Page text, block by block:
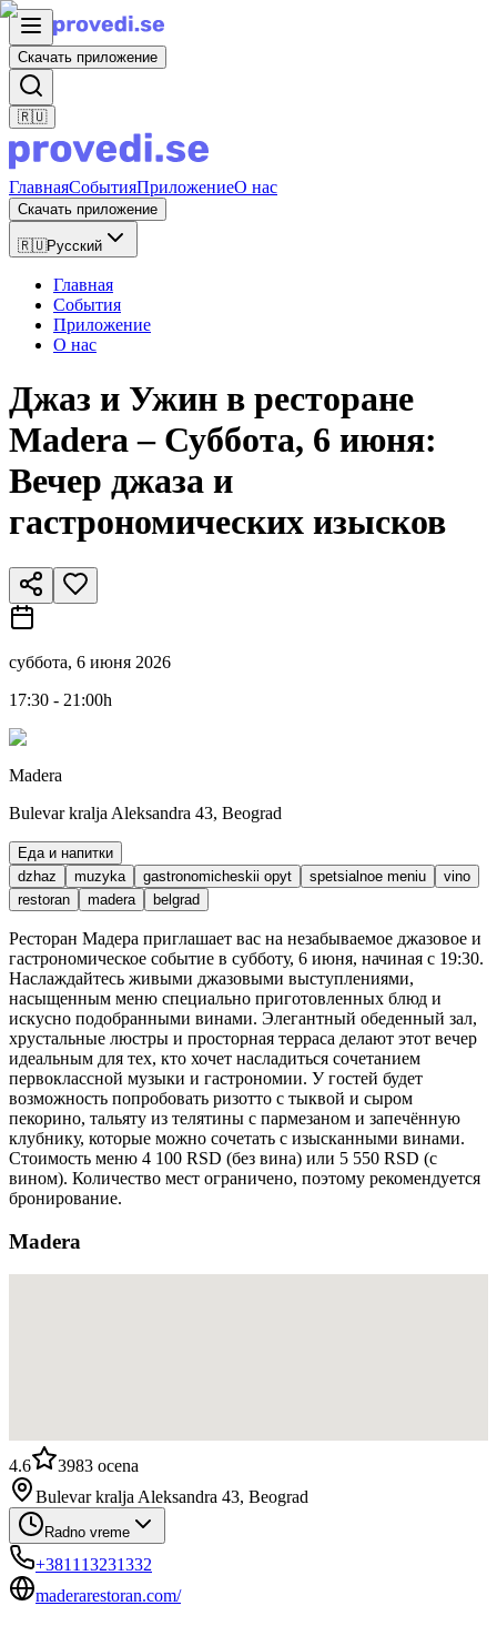
Скачать приложение
🇷🇺
ГлавнаяСобытияПриложениеО нас
Скачать приложение
🇷🇺Русский
Главная
События
Приложение
О нас
Джаз и Ужин в ресторане
Madera – Суббота, 6 июня:
Вечер джаза и
гастрономических изысков
суббота, 6 июня 2026
17:30 - 21:00h
Madera
Bulevar kralja Aleksandra 43, Beograd
Еда и напитки
dzhaz
muzyka gastronomicheskii opyt spetsialnoe meniu
vino
restoran
madera belgrad
Ресторан Мадера приглашает вас на незабываемое джазовое и
гастрономическое событие в субботу, 6 июня, начиная с 19:30.
Наслаждайтесь живыми джазовыми выступлениями,
насыщенным меню специально приготовленных блюд и
искусно подобранными винами. Элегантный обеденный зал,
хрустальные люстры и просторная терраса делают этот вечер
идеальным для тех, кто хочет насладиться сочетанием
первоклассной музыки и гастрономии. У гостей будет
возможность попробовать ризотто с тыквой и сыром
пекорино, тальяту из телятины с пармезаном и запечённую
клубнику, которые можно сочетать с изысканными винами.
Стоимость меню 4 100 RSD (без вина) или 5 550 RSD (с
вином). Количество мест ограничено, поэтому рекомендуется
бронирование.
Madera
4.6 3983 ocena
Bulevar kralja Aleksandra 43, Beograd
Radno vreme
+381113231332
maderarestoran.com/